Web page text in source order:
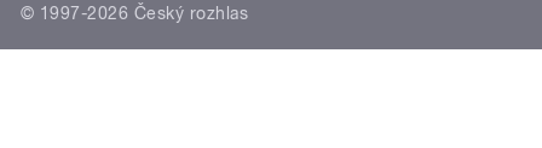
© 1997-2026 Český rozhlas